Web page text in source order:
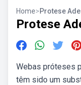
Home>Protese
Protese
Webas próteses
têm sido um